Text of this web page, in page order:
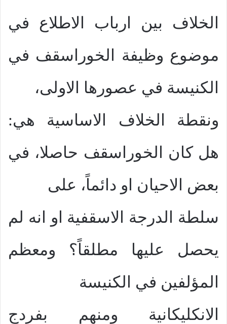
الخلاف بين ارباب الاطلاع في
موضوع وظيفة الخوراسقف في
الكنيسة في عصورها الاولى،
ونقطة الخلاف الاساسية هي:
هل كان الخوراسقف حاصلا، في
بعض الاحيان او دائماً، على
سلطة الدرجة الاسقفية او انه لم
يحصل عليها مطلقاً؟ ومعظم
المؤلفين في الكنيسة
الانكليكانية ومنهم بفردج